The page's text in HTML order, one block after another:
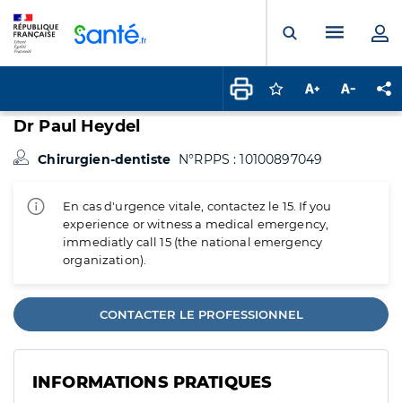
Ouvrir laMenu
Connectez-vous
Augmenter la
Dr Paul Heydel
Chirurgien-dentiste N°RPPS : 10100897049
En cas d'urgence vitale, contactez le 15. If you
experience or witness a medical emergency,
immediatly call 15 (the national emergency
organization).
CONTACTER LE PROFESSIONNEL
INFORMATIONS PRATIQUES